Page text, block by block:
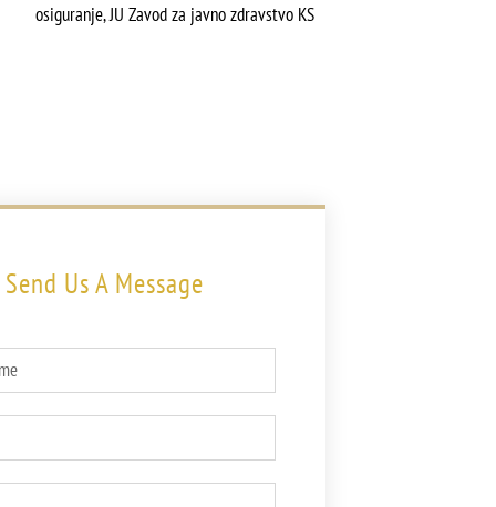
osiguranje, JU Zavod za javno zdravstvo KS
Send Us A Message